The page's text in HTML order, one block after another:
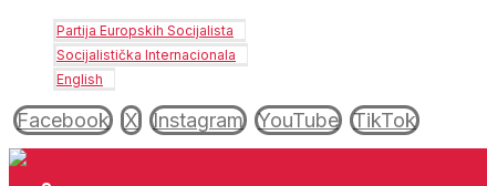
Partija Europskih Socijalista
Socijalistička Internacionala
English
Facebook X Instagram YouTube TikTok